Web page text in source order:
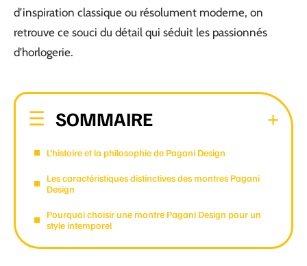
d’inspiration classique ou résolument moderne, on
retrouve ce souci du détail qui séduit les passionnés
d’horlogerie.
SOMMAIRE
L’histoire et la philosophie de Pagani Design
Les caractéristiques distinctives des montres Pagani
Design
Pourquoi choisir une montre Pagani Design pour un
style intemporel